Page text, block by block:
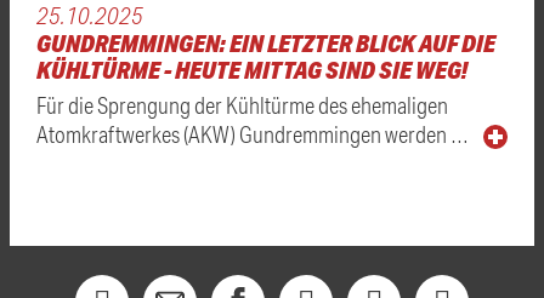
25.10.2025
GUNDREMMINGEN: EIN LETZTER BLICK AUF DIE
KÜHLTÜRME - HEUTE MITTAG SIND SIE WEG!
Für die Sprengung der Kühltürme des ehemaligen
Atomkraftwerkes (AKW) Gundremmingen werden …